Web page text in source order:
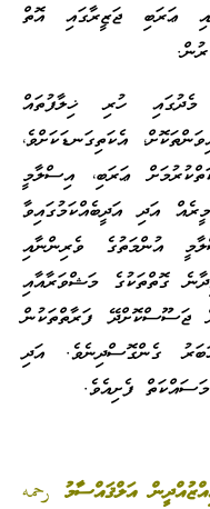
ޢަރަބި ޖަޒީރާގައި އޮތް
ހުރި ޚިލާފުތައް
އެކަތިގަނޑަކަށްވެ،
ޢަރަބި، އިސްލާމީ
އަދި އަދީބެއްކަމުގައިވާ
އުންމަތުގެ ވެރިންނާއި
ގޮތްތަކުގެ މަޝްވަރާއާއި
ޖަސޫސްކޮށްދޭ ފަރާތްތަކުން
ގެންގޮސްދިނެވެ. އަދި
ފެށިއެވެ.
އަލްޤައްސާމު رحمه